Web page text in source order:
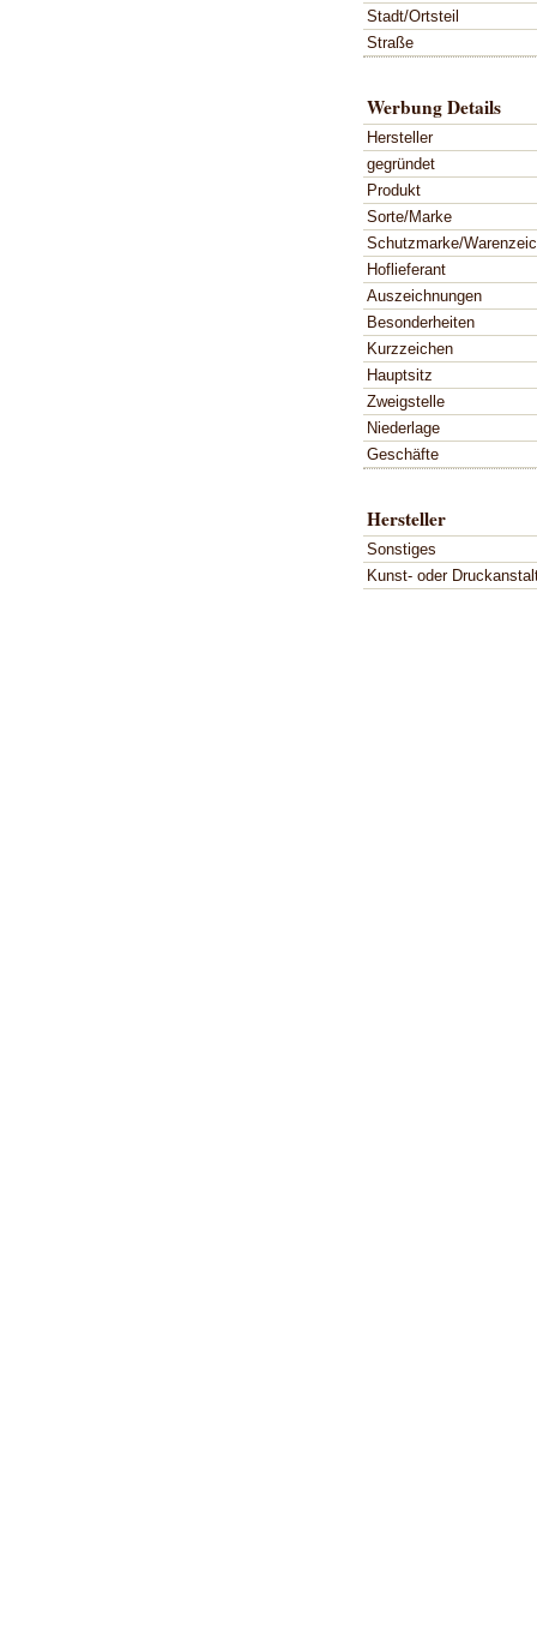
Stadt/Ortsteil
Straße
Werbung Details
Hersteller
gegründet
Produkt
Sorte/Marke
Schutzmarke/
Hoflieferant
Auszeichnungen
Besonderheiten
Kurzzeichen
Hauptsitz
Zweigstelle
Niederlage
Geschäfte
Hersteller
Sonstiges
Kunst- oder